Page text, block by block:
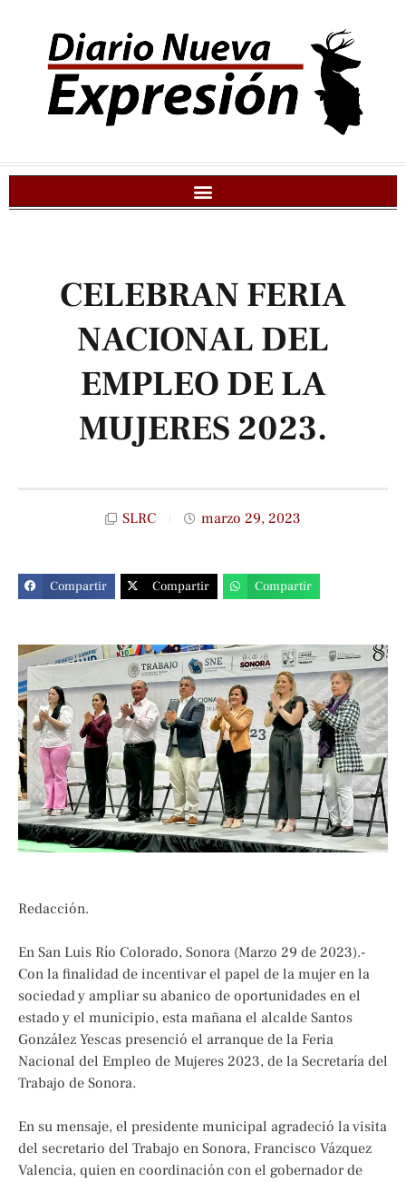
CELEBRAN FERIA
NACIONAL DEL
EMPLEO DE LA
MUJERES 2023.
SLRC marzo 29, 2023
Compartir Compartir Compartir
Redacción.
En San Luis Río Colorado, Sonora (Marzo 29 de 2023).-
Con la finalidad de incentivar el papel de la mujer en la
sociedad y ampliar su abanico de oportunidades en el
estado y el municipio, esta mañana el alcalde Santos
González Yescas presenció el arranque de la Feria
Nacional del Empleo de Mujeres 2023, de la Secretaría del
Trabajo de Sonora.
En su mensaje, el presidente municipal agradeció la visita
del secretario del Trabajo en Sonora, Francisco Vázquez
Valencia, quien en coordinación con el gobernador de